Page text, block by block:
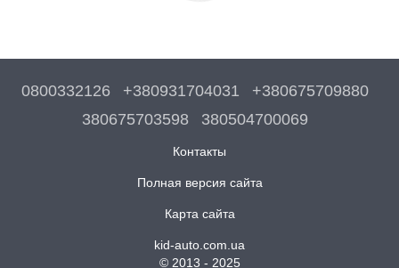
0800332126 +380931704031
+380675709880
380675703598
380504700069
Контакты
Полная версия сайта
Карта сайта
kid-auto.com.ua
© 2013 - 2025